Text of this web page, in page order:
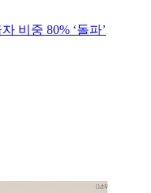
비중 80% ‘돌파’